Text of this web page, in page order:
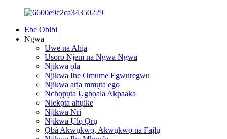
Ebe Obibi
Ngwa
Uwe na Ahịa
Usoro Njem na Ngwa Ngwa
Njikwa ọla
Njikwa Ihe Omume Egwuregwu
Njikwa arịa mmụta ego
Nchọpụta Ụgbọala Akpaaka
Nlekọta ahụike
Njikwa Nri
Njikwa Ụlọ Ọrụ
Ọbá Akwụkwọ, Akwụkwọ na Faịlụ